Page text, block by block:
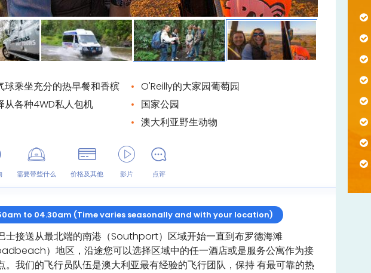
球乘坐充分的热早餐和香槟
O'Reilly的大家园葡萄园
从各种4WD私人包机
国家公园
澳大利亚野生动物
需要带些什么 价格及其他 影片 点评
to 04.30am (Time varies seasonally and with your location)
士接送从最北端的南港（Southport）区域开始一直到布罗德海滩
）地区，沿途您可以选择区域中的任一酒店或是服务公寓作为接
。我们的飞行员队伍是澳大利亚最有经验的飞行团队，保持 有最可靠的热